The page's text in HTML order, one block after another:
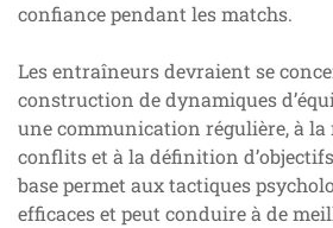
confiance pendant les matchs.
Les entraîneurs devraient se
construction de dynamiques
une communication régulière, à
conflits et à la définition
base permet aux tactiques
efficaces et peut conduire à de